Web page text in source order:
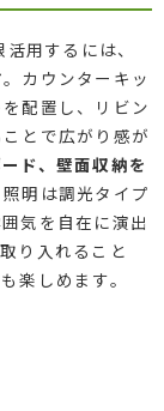
用するには、
。カウンターキッ
配置し、リビン
とで広がり感が
ド、壁面収納を
明は調光タイプ
気を自在に演出
り入れること
楽しめます。